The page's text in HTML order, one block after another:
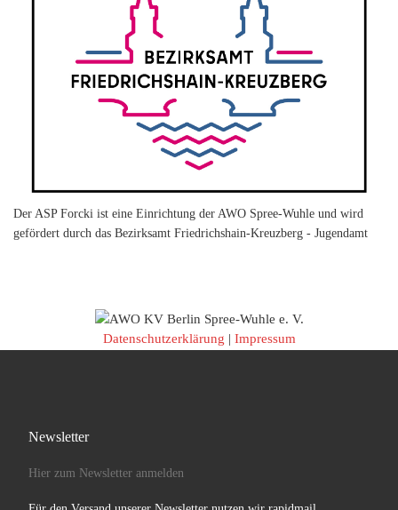
Der ASP Forcki ist eine Einrichtung der AWO Spree-Wuhle und wird
gefördert durch das Bezirksamt Friedrichshain-Kreuzberg - Jugendamt
Datenschutzerklärung | Impressum
Newsletter
Hier zum Newsletter anmelden